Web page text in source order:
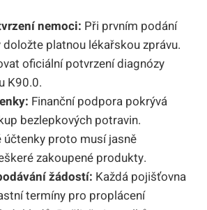
nemoci: Při prvním podání
platnou lékařskou zprávu.
oficiální potvrzení diagnózy
K90.0.
Finanční podpora pokrývá
bezlepkových potravin.
účtenky proto musí jasně
zakoupené produkty.
žádostí: Každá pojišťovna
termíny pro proplácení